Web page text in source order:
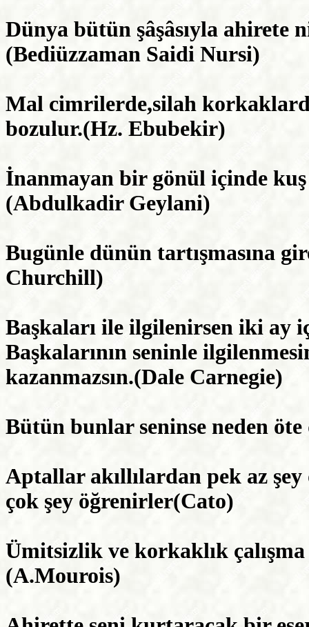
Dünya bütün şâşâsıyla ahirete
(Bediüzzaman Saidi Nursi)
Mal cimrilerde,silah
bozulur.(Hz. Ebubekir)
İnanmayan bir gönül içinde
(Abdulkadir Geylani)
Bugünle dünün tartışmasına
Churchill)
Başkaları ile ilgilenirsen iki ay
Başkalarının seninle
kazanmazsın.(Dale Carnegie)
Bütün bunlar seninse neden
Aptallar akıllılardan pek az
çok şey öğrenirler(Cato)
Ümitsizlik ve korkaklık
(A.Mourois)